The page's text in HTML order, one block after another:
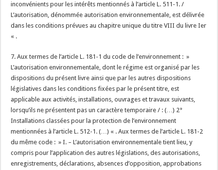
inconvénients pour les intérêts mentionnés à l’article L. 511-1. /
L’autorisation, dénommée autorisation environnementale, est délivrée
dans les conditions prévues au chapitre unique du titre VIII du livre Ier
« .
7. Aux termes de l’article L. 181-1 du code de l’environnement : »
L’autorisation environnementale, dont le régime est organisé par les
dispositions du présent livre ainsi que par les autres dispositions
législatives dans les conditions fixées par le présent titre, est
applicable aux activités, installations, ouvrages et travaux suivants,
lorsqu’ils ne présentent pas un caractère temporaire / : (…) 2°
Installations classées pour la protection de l’environnement
mentionnées à l’article L. 512-1. (…) « . Aux termes de l’article L. 181-2
du même code : » I. – L’autorisation environnementale tient lieu, y
compris pour l’application des autres législations, des autorisations,
enregistrements, déclarations, absences d’opposition, approbations